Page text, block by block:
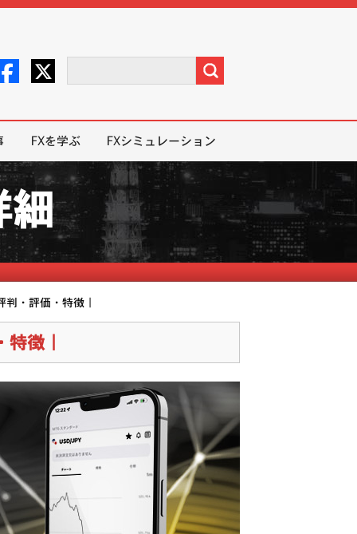
FXを学ぶ FXシミュレーション
細
・評価・特徴｜
徴｜